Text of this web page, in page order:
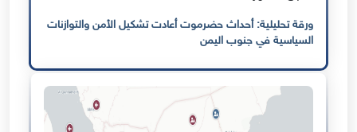
ورقة تحليلية: أحداث حضرموت أعادت تشكيل الأمن والتوازنات
السياسية في جنوب اليمن